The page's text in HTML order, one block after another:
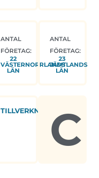
ANTAL
FÖRETAG:
22
VÄSTERNORRLANDS
LÄN
ANTAL
FÖRETAG:
23
JÄMTLANDS
LÄN
TILLVERKNING C